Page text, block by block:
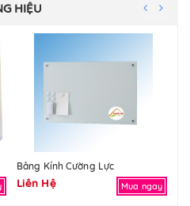
HIỆU
Bảng Kính Cường Lực
Liên Hệ Mua ngay